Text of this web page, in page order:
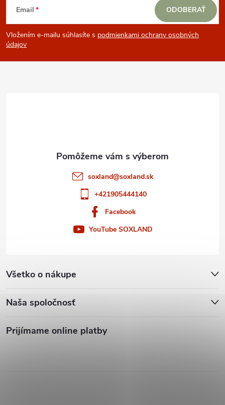
á
p
Email
Vložením e-mailu súhlasíte s podmienkami ochrany osobných
údajov
ODOBERAŤ
soxland@soxland.sk
+421905444140
Facebook
YouTube SOXLAND
Všetko o nákupe
Naša spoločnosť
Prijímame online platby